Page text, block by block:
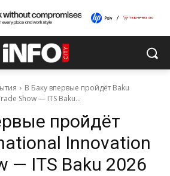
В Баку впервые пройдёт Baku
Show — ITS Baku...
пройдёт
Innovation
— ITS Baku 2026